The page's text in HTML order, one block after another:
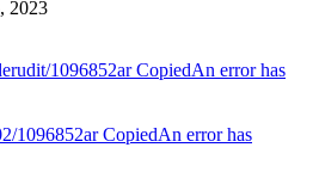
2023
1096852arCopiedAn error has
1096852arCopiedAn error has